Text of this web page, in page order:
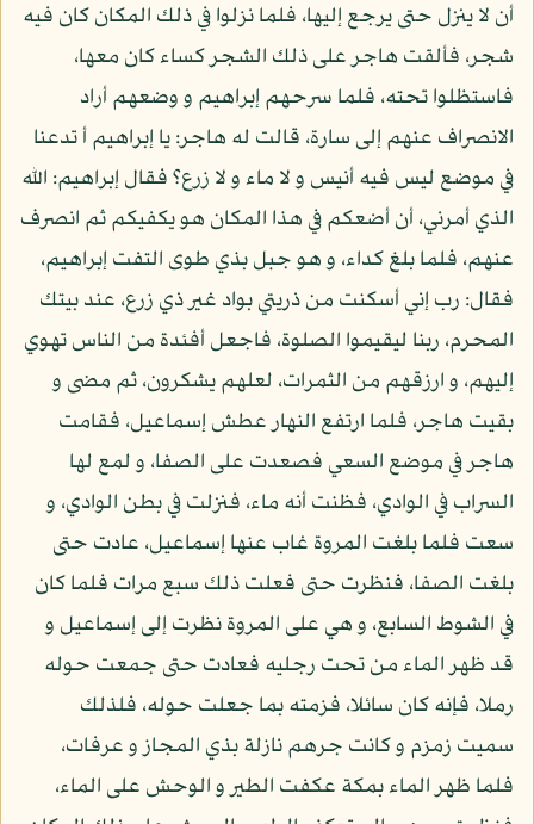
أن لا ينزل حتى يرجع إليها، فلما نزلوا في ذلك المكان كان فيه
شجر، فألقت هاجر على ذلك الشجر كساء كان معها،
فاستظلوا تحته، فلما سرحهم إبراهيم و وضعهم أراد
الانصراف عنهم إلى سارة، قالت له هاجر: يا إبراهيم أ تدعنا
في موضع ليس فيه أنيس و لا ماء و لا زرع؟ فقال إبراهيم: الله
الذي أمرني، أن أضعكم في هذا المكان هو يكفيكم ثم انصرف
عنهم، فلما بلغ كداء، و هو جبل بذي طوى التفت إبراهيم،
فقال: رب إني أسكنت من ذريتي بواد غير ذي زرع، عند بيتك
المحرم، ربنا ليقيموا الصلوة، فاجعل أفئدة من الناس تهوي
إليهم، و ارزقهم من الثمرات، لعلهم يشكرون، ثم مضى و
بقيت هاجر، فلما ارتفع النهار عطش إسماعيل، فقامت
هاجر في موضع السعي فصعدت على الصفا، و لمع لها
السراب في الوادي، فظنت أنه ماء، فنزلت في بطن الوادي، و
سعت فلما بلغت المروة غاب عنها إسماعيل، عادت حتى
بلغت الصفا، فنظرت حتى فعلت ذلك سبع مرات فلما كان
في الشوط السابع، و هي على المروة نظرت إلى إسماعيل و
قد ظهر الماء من تحت رجليه فعادت حتى جمعت حوله
رملا، فإنه كان سائلا، فزمته بما جعلت حوله، فلذلك
سميت زمزم و كانت جرهم نازلة بذي المجاز و عرفات،
فلما ظهر الماء بمكة عكفت الطير و الوحش على الماء،